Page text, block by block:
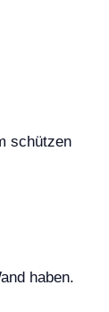
schützen
haben.